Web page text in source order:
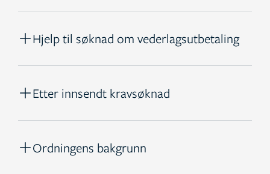
Hjelp til søknad om vederlagsutbetaling
Etter innsendt kravsøknad
Ordningens bakgrunn